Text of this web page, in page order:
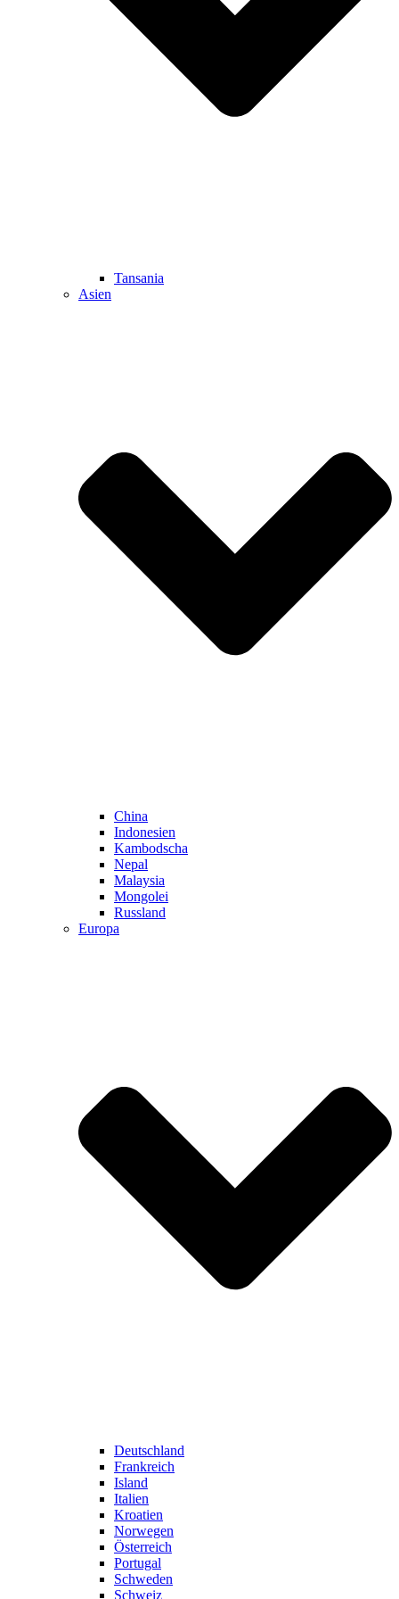
Tansania
Asien
China
Indonesien
Kambodscha
Nepal
Malaysia
Mongolei
Russland
Europa
Deutschland
Frankreich
Island
Italien
Kroatien
Norwegen
Österreich
Portugal
Schweden
Schweiz